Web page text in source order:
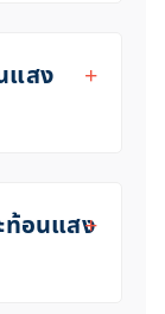
แสง
ท้อนแสง